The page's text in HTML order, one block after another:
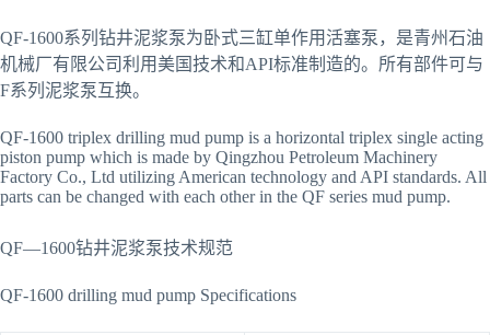
QF-1600系列钻井泥浆泵为卧式三缸单作用活塞泵，是青州石油
机械厂有限公司利用美国技术和API标准制造的。所有部件可与
F系列泥浆泵互换。
QF-1600 triplex drilling mud pump is a horizontal triplex single acting
piston pump which is made by Qingzhou Petroleum Machinery
Factory Co., Ltd utilizing American technology and API standards. All
parts can be changed with each other in the QF series mud pump.
QF—1600钻井泥浆泵技术规范
QF-1600 drilling mud pump Specifications